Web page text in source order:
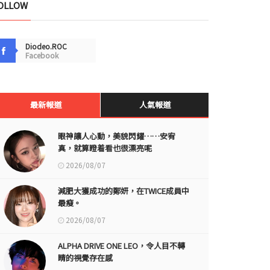
Diodeo.ROC
Facebook
最新報道 人氣報道
眼神讓人心動，美貌閃耀……安宥
真，就算瞪着看也很漂亮呢
2026/08/07
減肥大獲成功的鄭妍，在TWICE成員中
最瘦。
2026/08/07
ALPHA DRIVE ONE LEO，令人目不轉
睛的視覺存在感